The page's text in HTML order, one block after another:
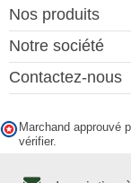
Nos produits
Notre société
Contactez-nous
Marchand approuvé
vérifier.